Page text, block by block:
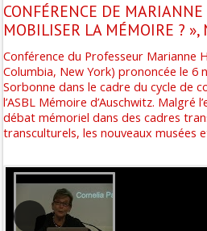
CONFÉRENCE DE
MOBILISER LA MÉMOIRE ?
Conférence du Professeur Marianne
Columbia, New York) prononcée le 6
Sorbonne dans le cadre du cycle de
l’ASBL Mémoire d’Auschwitz. Malgré
débat mémoriel dans des cadres
transculturels, les nouveaux musées